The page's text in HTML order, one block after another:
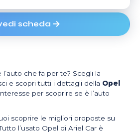
scheda
l’auto che fa per te? Scegli la
e scopri tutti i dettagli della Opel
per scoprire se è l’auto
scoprire le migliori proposte su
l’usato Opel di Ariel Car è